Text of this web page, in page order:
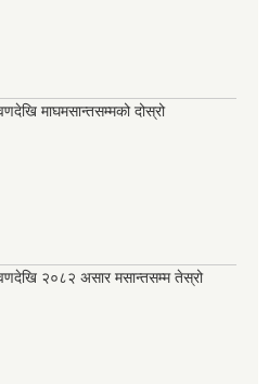
माघमसान्तसम्मको दोस्रो
२०८२ असार मसान्तसम्म तेस्रो